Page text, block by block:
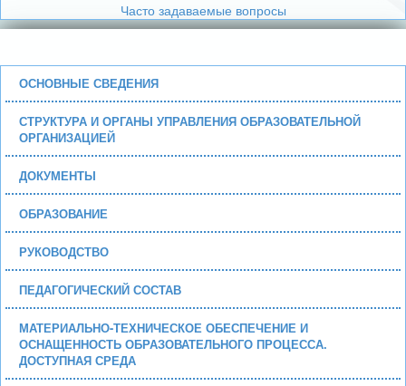
Часто задаваемые вопросы
ОСНОВНЫЕ СВЕДЕНИЯ
СТРУКТУРА И ОРГАНЫ УПРАВЛЕНИЯ ОБРАЗОВАТЕЛЬНОЙ
ОРГАНИЗАЦИЕЙ
ДОКУМЕНТЫ
ОБРАЗОВАНИЕ
РУКОВОДСТВО
ПЕДАГОГИЧЕСКИЙ СОСТАВ
МАТЕРИАЛЬНО-ТЕХНИЧЕСКОЕ ОБЕСПЕЧЕНИЕ И
ОСНАЩЕННОСТЬ ОБРАЗОВАТЕЛЬНОГО ПРОЦЕССА.
ДОСТУПНАЯ СРЕДА